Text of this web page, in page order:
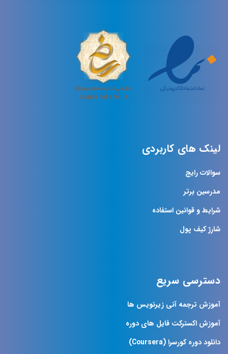
لینک های کاربردی
سوالات رایج
مدرسین برتر
شرایط و قوانین استفاده
شارژ کیف پول
دسترسی سریع
آموزش ترجمه آنی زیرنویس ها
آموزش اکسترکت فایل های دوره
دانلود دوره کورسرا (Coursera)